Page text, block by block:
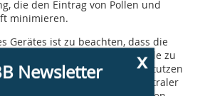
die den Eintrag von Pollen und
minimieren.
Gerätes ist zu beachten, dass die
Gebäudehülle zu
zu den Außen- und Fortluftstutzen
Zudem erleichtert ein zentraler
x
Newsletter